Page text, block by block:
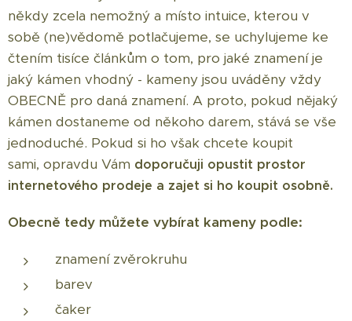
někdy zcela nemožný a místo intuice, kterou v
sobě (ne)vědomě potlačujeme, se uchylujeme ke
čtením tisíce článkům o tom, pro jaké znamení je
jaký kámen vhodný - kameny jsou uváděny vždy
OBECNĚ pro daná znamení. A proto, pokud nějaký
kámen dostaneme od někoho darem, stává se vše
jednoduché. Pokud si ho však chcete koupit
sami, opravdu Vám doporučuji opustit prostor
internetového prodeje a zajet si ho koupit osobně.
Obecně tedy můžete vybírat kameny podle:
znamení zvěrokruhu
barev
čaker